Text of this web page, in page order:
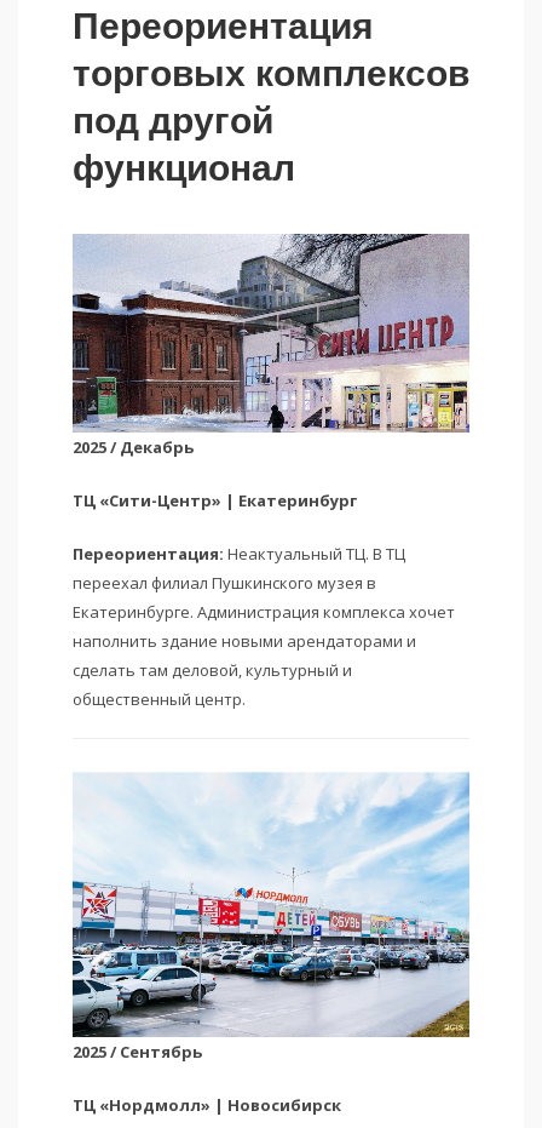
Переориентация
торговых комплексов
под другой
функционал
2025 / Декабрь
ТЦ «Сити-Центр» | Екатеринбург
Переориентация: Неактуальный ТЦ. В ТЦ
переехал филиал Пушкинского музея в
Екатеринбурге. Администрация комплекса хочет
наполнить здание новыми арендаторами и
сделать там деловой, культурный и
общественный центр.
2025 / Сентябрь
ТЦ «Нордмолл» | Новосибирск